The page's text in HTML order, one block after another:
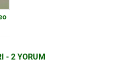
- 2 YORUM